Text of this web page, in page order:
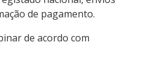
de pagamento.
de acordo com